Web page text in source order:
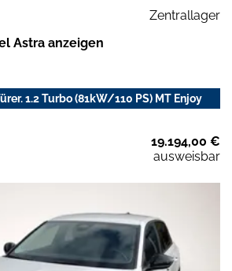
Zentrallager
Astra anzeigen
1.2 Turbo (81kW/110 PS) MT Enjoy
19.194,00 €
ausweisbar